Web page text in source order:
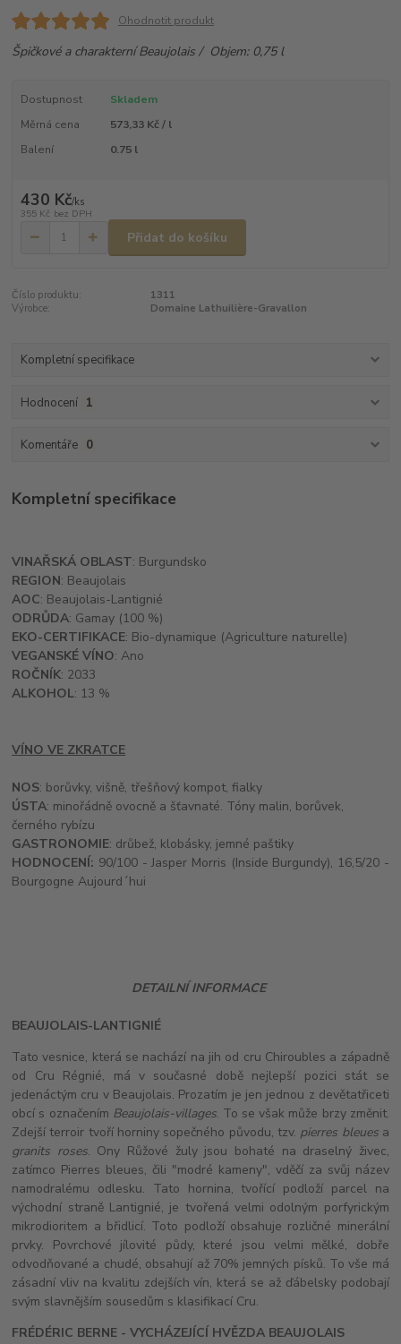
Ohodnotit produkt
Špičkové a charakterní Beaujolais / Objem: 0,75 l
Dostupnost
Skladem
Měrná cena
573,33 Kč / l
Balení
0.75 l
430 Kč/ks
355 Kč bez DPH
Přidat do košíku
Číslo produktu:
1311
Výrobce:
Domaine Lathuilière-Gravallon
Kompletní specifikace
Hodnocení 1
Komentáře 0
Kompletní specifikace
VINAŘSKÁ OBLAST: Burgundsko
REGION: Beaujolais
AOC: Beaujolais-Lantignié
ODRŮDA: Gamay (100 %)
EKO-CERTIFIKACE: Bio-dynamique (Agriculture naturelle)
VEGANSKÉ VÍNO: Ano
ROČNÍK: 2033
ALKOHOL: 13 %
VÍNO VE ZKRATCE
NOS: borůvky, višně, třešňový kompot, fialky
ÚSTA: minořádně ovocně a šťavnaté. Tóny malin, borůvek,
černého rybízu
GASTRONOMIE: drůbež, klobásky, jemné paštiky
HODNOCENÍ: 90/100 - Jasper Morris (Inside Burgundy), 16,5/20 -
Bourgogne Aujourd´hui
DETAILNÍ INFORMACE
BEAUJOLAIS-LANTIGNIÉ
Tato vesnice, která se nachází na jih od cru Chiroubles a západně
od Cru Régnié, má v současné době nejlepší pozici stát se
jedenáctým cru v Beaujolais. Prozatím je jen jednou z devětatřiceti
obcí s označením Beaujolais-villages. To se však může brzy změnit.
Zdejší terroir tvoří horniny sopečného původu, tzv. pierres bleuesa
granits roses. Ony Růžové žuly jsou bohaté na draselný živec,
zatímco Pierres bleues, čili "modré kameny", vděčí za svůj název
namodralému odlesku. Tato hornina, tvořící podloží parcel na
východní straně Lantignié, je tvořená velmi odolným porfyrickým
mikrodioritem a břidlicí. Toto podloží obsahuje rozličné minerální
prvky. Povrchové jílovité půdy, které jsou velmi mělké, dobře
odvodňované a chudé, obsahují až 70% jemných písků. To vše má
zásadní vliv na kvalitu zdejších vín, která se až ďábelsky podobají
svým slavnějším sousedům s klasifikací Cru.
FRÉDÉRIC BERNE - VYCHÁZEJÍCÍ HVĚZDA BEAUJOLAIS